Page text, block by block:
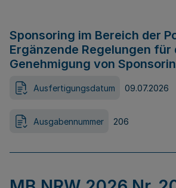
Sponsoring im Bereich der
Ergänzende Regelungen für
Genehmigung von
Ausfertigungsdatum 09.07.2026
Ausgabennummer 206